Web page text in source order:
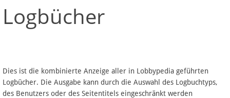
Über Lobbypedia
Artikel nach Kategorien
FAQ
Logbücher
Dies ist die kombinierte Anzeige aller in Lobbypedia geführten
Logbücher. Die Ausgabe kann durch die Auswahl des Logbuchtyps,
des Benutzers oder des Seitentitels eingeschränkt werden